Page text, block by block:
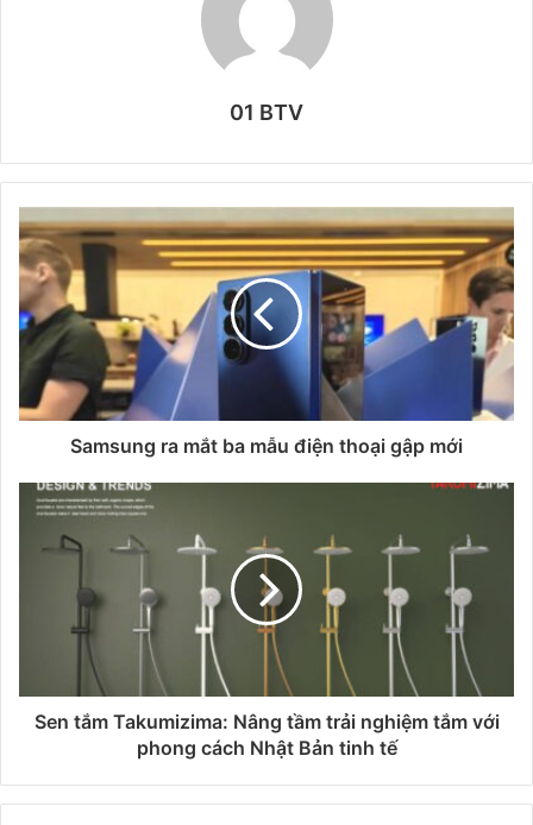
01 BTV
Samsung ra mắt ba mẫu điện thoại gập mới
Sen tắm Takumizima: Nâng tầm trải nghiệm tắm với
phong cách Nhật Bản tinh tế